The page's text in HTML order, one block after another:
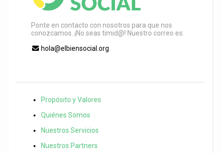
Ponte en contacto con nosotros para que nos
conozcamos. ¡No seas timid@! Nuestro correo es:
hola@elbiensocial.org
Propósito y Valores
Quiénes Somos
Nuestros Servicios
Nuestros Partners